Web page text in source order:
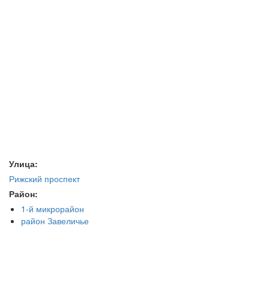
Улица:
Рижский проспект
Район:
1-й микрорайон
район Завеличье